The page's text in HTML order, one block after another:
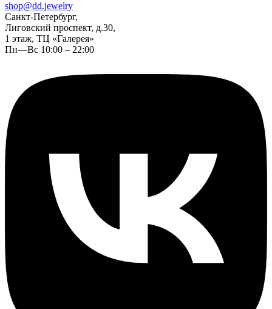
shop@dd.jewelry
Санкт-Петербург,
Лиговский проспект, д.30,
1 этаж, ТЦ «Галерея»
Пн—Вс 10:00 – 22:00